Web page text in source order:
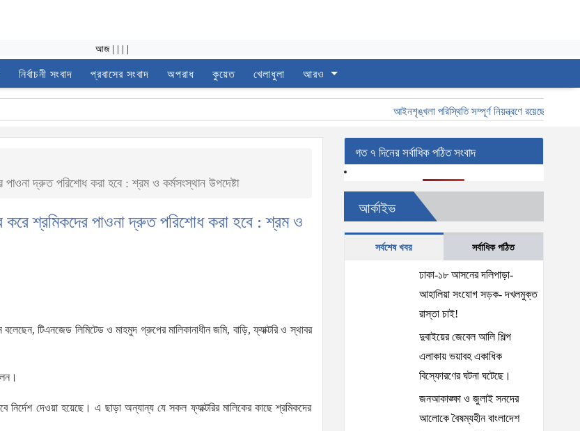
আজ
নির্বাচনী সংবাদ প্রবাসের সংবাদ অপরাধ কুয়েত খেলাধুলা আরও
আইনশৃঙ্খলা পরিস্থিতি সম্পূর্ণ নিয়ন্ত্রণে রয়েছে:
পাওনা দ্রুত পরিশোধ করা হবে : শ্রম ও কর্মসংস্থান উপদেষ্টা
করে শ্রমিকদের পাওনা দ্রুত পরিশোধ করা হবে : শ্রম ও
টিএনজেড লিমিটেড ও মাহমুদ গ্রুপের মালিকানাধীন জমি, বাড়ি, ফ্যাক্টরি ও স্থাবর
দেওয়া হয়েছে। এ ছাড়া অন্যান্য যে সকল ফ্যাক্টরির মালিকের কাছে শ্রমিকদের
গত ৭ দিনের সর্বাধিক পঠিত সংবাদ
আর্কাইভ
সর্বশেষ খবর সর্বাধিক পঠিত
ঢাকা-১৮ আসনের দলিপাড়া-
আহালিয়া সংযোগ সড়ক- দখলমুক্ত
রাস্তা চাই!
দুবাইয়ের জেবেল আলি শিল্প
এলাকায় ভয়াবহ একাধিক
বিস্ফোরণের ঘটনা ঘটেছে।
জনআকাঙ্ক্ষা ও জুলাই সনদের
আলোকে বৈষম্যহীন বাংলাদেশ